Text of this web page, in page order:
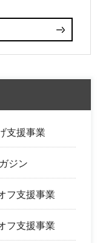
支援事業
ジン
フ支援事業
フ支援事業